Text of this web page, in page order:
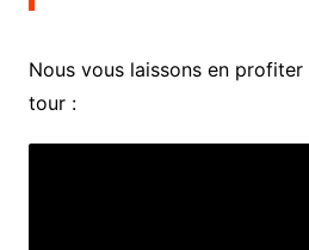
Nous vous laissons en
tour :